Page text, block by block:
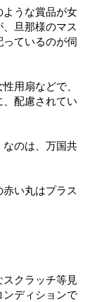
ような賞品が女
旦那様のマス
ているのが伺
用扇などで、
配慮されてい
なのは、万国共
い丸はプラス
クラッチ等見
ンディションで